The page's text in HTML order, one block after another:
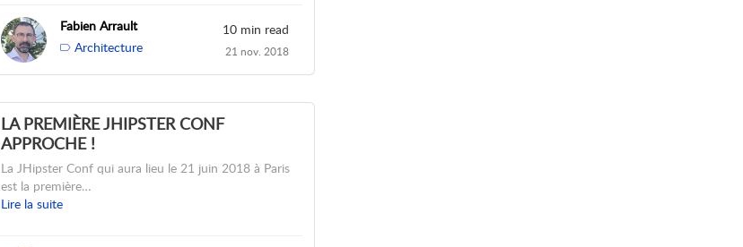
Fabien Arrault
Architecture
10 min read
21 nov. 2018
LA PREMIÈRE JHIPSTER CONF
APPROCHE !
La JHipster Conf qui aura lieu le 21 juin 2018 à Paris
est la première…
Lire la suite